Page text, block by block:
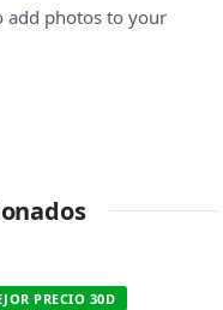
add photos to your
PRECIO 30D